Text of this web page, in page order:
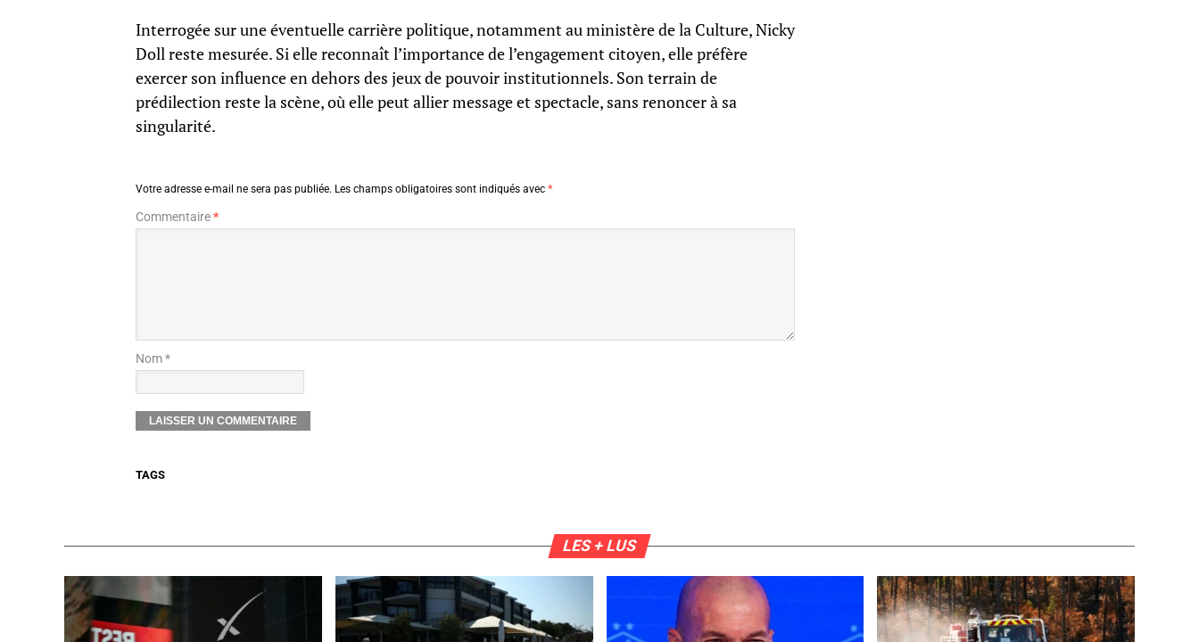
Interrogée sur une éventuelle carrière politique, notamment au ministère de la Culture, Nicky
Doll reste mesurée. Si elle reconnaît l’importance de l’engagement citoyen, elle préfère
exercer son influence en dehors des jeux de pouvoir institutionnels. Son terrain de
prédilection reste la scène, où elle peut allier message et spectacle, sans renoncer à sa
singularité.
Votre adresse e-mail ne sera pas publiée. Les champs obligatoires sont indiqués avec *
Commentaire*
Nom *
TAGS
LES + LUS